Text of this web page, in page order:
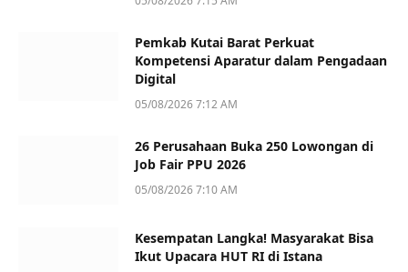
Pemkab Kutai Barat Perkuat
Kompetensi Aparatur dalam Pengadaan
Digital
05/08/2026 7:12 AM
26 Perusahaan Buka 250 Lowongan di
Job Fair PPU 2026
05/08/2026 7:10 AM
Kesempatan Langka! Masyarakat Bisa
Ikut Upacara HUT RI di Istana